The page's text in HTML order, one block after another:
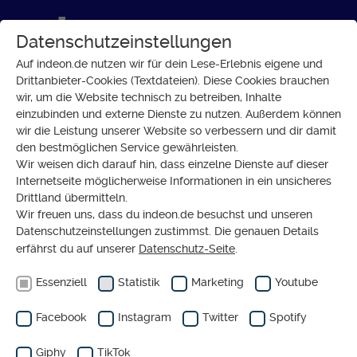
GLAUBE
Streit um selbsternannten
Kneipenpastor von Nastätten
Ergänzender redaktioneller Inhalt von
Eigentlich haben wir hier einen tollen Inhalt von
Datenschutzeinstellungen
Auf indeon.de nutzen wir für dein Lese-Erlebnis eigene und
Drittanbieter-Cookies (Textdateien). Diese Cookies brauchen
wir, um die Website technisch zu betreiben, Inhalte
einzubinden und externe Dienste zu nutzen. Außerdem können
wir die Leistung unserer Website so verbessern und dir damit
den bestmöglichen Service gewährleisten.
Wir weisen dich darauf hin, dass einzelne Dienste auf dieser
Internetseite möglicherweise Informationen in ein unsicheres
Drittland übermitteln.
Wir freuen uns, dass du indeon.de besuchst und unseren
Datenschutzeinstellungen zustimmst. Die genauen Details
erfährst du auf unserer Datenschutz-Seite
Essenziell Statistik Marketing Youtube
Facebook Instagram Twitter Spotify
Giphy TikTok